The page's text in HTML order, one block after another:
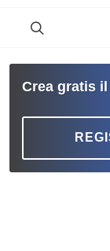
Crea gratis